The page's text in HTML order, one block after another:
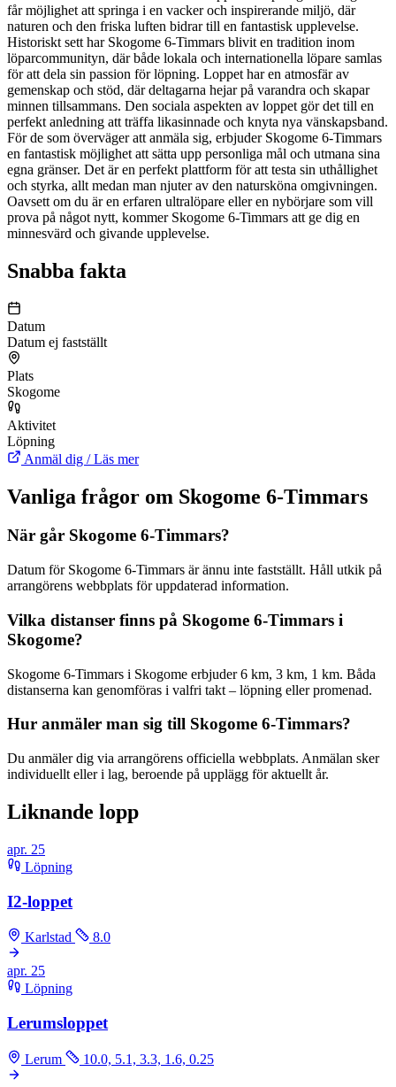
får möjlighet att springa i en vacker och inspirerande miljö, där
naturen och den friska luften bidrar till en fantastisk upplevelse.
Historiskt sett har Skogome 6-Timmars blivit en tradition inom
löparcommunityn, där både lokala och internationella löpare samlas
för att dela sin passion för löpning. Loppet har en atmosfär av
gemenskap och stöd, där deltagarna hejar på varandra och skapar
minnen tillsammans. Den sociala aspekten av loppet gör det till en
perfekt anledning att träffa likasinnade och knyta nya vänskapsband.
För de som överväger att anmäla sig, erbjuder Skogome 6-Timmars
en fantastisk möjlighet att sätta upp personliga mål och utmana sina
egna gränser. Det är en perfekt plattform för att testa sin uthållighet
och styrka, allt medan man njuter av den natursköna omgivningen.
Oavsett om du är en erfaren ultralöpare eller en nybörjare som vill
prova på något nytt, kommer Skogome 6-Timmars att ge dig en
minnesvärd och givande upplevelse.
Snabba fakta
Datum
Datum ej fastställt
Plats
Skogome
Aktivitet
Löpning
Anmäl dig / Läs mer
Vanliga frågor om Skogome 6-Timmars
När går Skogome 6-Timmars?
Datum för Skogome 6-Timmars är ännu inte fastställt. Håll utkik på
arrangörens webbplats för uppdaterad information.
Vilka distanser finns på Skogome 6-Timmars i
Skogome?
Skogome 6-Timmars i Skogome erbjuder 6 km, 3 km, 1 km. Båda
distanserna kan genomföras i valfri takt – löpning eller promenad.
Hur anmäler man sig till Skogome 6-Timmars?
Du anmäler dig via arrangörens officiella webbplats. Anmälan sker
individuellt eller i lag, beroende på upplägg för aktuellt år.
Liknande lopp
apr. 25
Löpning
I2-loppet
Karlstad 8.0
apr. 25
Löpning
Lerumsloppet
Lerum 10.0, 5.1, 3.3, 1.6, 0.25